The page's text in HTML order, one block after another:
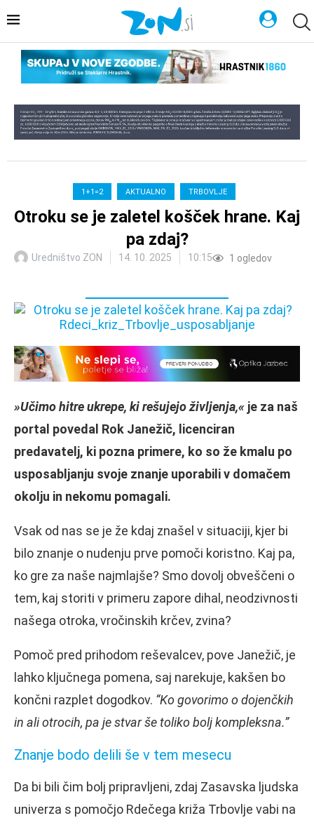
1+1=2 AKTUALNO TRBOVLJE
Otroku se je zaletel košček hrane. Kaj
pa zdaj?
Uredništvo ZON 14. 10. 2025 10:15 1 ogledov
»Učimo hitre ukrepe, ki rešujejo življenja,« je za naš
portal povedal Rok Janežič, licenciran
predavatelj, ki pozna primere, ko so že kmalu po
usposabljanju svoje znanje uporabili v domačem
okolju in nekomu pomagali.
Vsak od nas se je že kdaj znašel v situaciji, kjer bi
bilo znanje o nudenju prve pomoči koristno. Kaj pa,
ko gre za naše najmlajše? Smo dovolj obveščeni o
tem, kaj storiti v primeru zapore dihal, neodzivnosti
našega otroka, vročinskih krčev, zvina?
Pomoč pred prihodom reševalcev, pove Janežič, je
lahko ključnega pomena, saj narekuje, kakšen bo
končni razplet dogodkov. “Ko govorimo o dojenčkih
in ali otrocih, pa je stvar še toliko bolj kompleksna.”
Znanje bodo delili še v tem mesecu
Da bi bili čim bolj pripravljeni, zdaj Zasavska ljudska
univerza s pomočjo Rdečega križa Trbovlje vabi na